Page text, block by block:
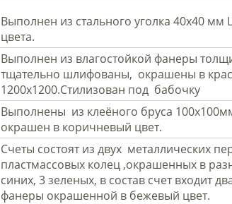
Выполнен из стального уголка 40х40
цвета.
Выполнен из влагостойкой фанеры
тщательно шлифованы, окрашены в
1200х1200.Стилизован под бабочку
Выполнены из клеёного бруса
окрашен в коричневый цвет.
Счеты состоят из двух металлических
пластмассовых колец ,окрашенных в
синих, 3 зеленых, в состав счет входит
фанеры окрашенной в бежевый цвет.